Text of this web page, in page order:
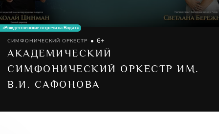
«Рождественские встречи на Водах»
СИМФОНИЧЕСКИЙ ОРКЕСТР 6+
АКАДЕМИЧЕСКИЙ
СИМФОНИЧЕСКИЙ ОРКЕСТР ИМ.
В.И. САФОНОВА